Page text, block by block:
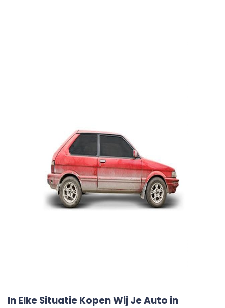
In Elke Situatie Kopen Wij Je Auto in